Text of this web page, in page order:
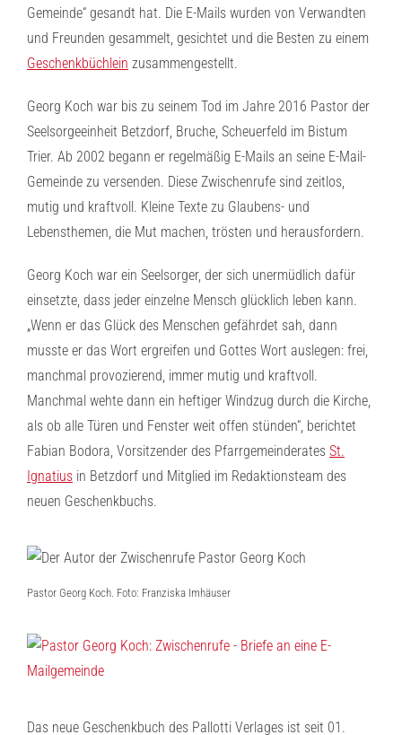
Gemeinde“ gesandt hat. Die E-Mails wurden von Verwandten
und Freunden gesammelt, gesichtet und die Besten zu einem
Geschenkbüchlein zusammengestellt.
Georg Koch war bis zu seinem Tod im Jahre 2016 Pastor der
Seelsorgeeinheit Betzdorf, Bruche, Scheuerfeld im Bistum
Trier. Ab 2002 begann er regelmäßig E-Mails an seine E-Mail-
Gemeinde zu versenden. Diese Zwischenrufe sind zeitlos,
mutig und kraftvoll. Kleine Texte zu Glaubens- und
Lebensthemen, die Mut machen, trösten und herausfordern.
Georg Koch war ein Seelsorger, der sich unermüdlich dafür
einsetzte, dass jeder einzelne Mensch glücklich leben kann.
„Wenn er das Glück des Menschen gefährdet sah, dann
musste er das Wort ergreifen und Gottes Wort auslegen: frei,
manchmal provozierend, immer mutig und kraftvoll.
Manchmal wehte dann ein heftiger Windzug durch die Kirche,
als ob alle Türen und Fenster weit offen stünden“, berichtet
Fabian Bodora, Vorsitzender des Pfarrgemeinderates St.
Ignatius in Betzdorf und Mitglied im Redaktionsteam des
neuen Geschenkbuchs.
Pastor Georg Koch. Foto: Franziska Imhäuser
Das neue Geschenkbuch des Pallotti Verlages ist seit 01.